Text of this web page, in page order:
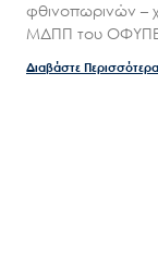
φθινοπωρινών –
ΜΔΠΠ του
Διαβάστε Περισσότερα